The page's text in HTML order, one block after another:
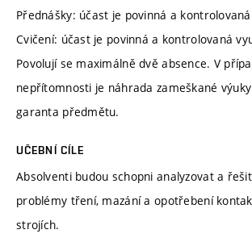
Přednášky: účast je povinná a
Cvičení: účast je povinná a kontrolovaná
Povolují se maximálně dvě absence. V
nepřítomnosti je náhrada zameškané
garanta předmětu.
UČEBNÍ CÍLE
Absolventi budou schopni analyzovat a
problémy tření, mazání a opotřebení
strojích.